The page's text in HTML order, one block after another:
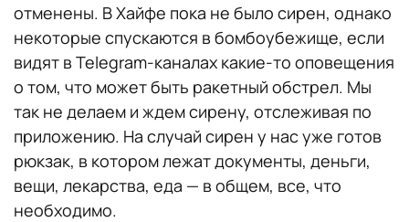
отменены. В Хайфе пока не было сирен, однако
некоторые спускаются в бомбоубежище, если
видят в Telegram-каналах какие-то оповещения
о том, что может быть ракетный обстрел. Мы
так не делаем и ждем сирену, отслеживая по
приложению. На случай сирен у нас уже готов
рюкзак, в котором лежат документы, деньги,
вещи, лекарства, еда — в общем, все, что
необходимо.